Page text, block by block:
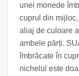
unei monede
cuprul din
aliaj de culoare
ambele părți.
îmbrăcate în
nichelul este